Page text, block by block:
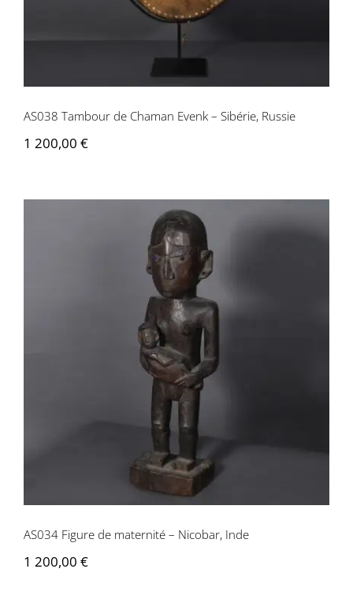
AS038 Tambour de Chaman Evenk – Sibérie, Russie
1 200,00 €
AS034 Figure de maternité – Nicobar,
Inde
AS034 Figure de maternité – Nicobar, Inde
1 200,00 €